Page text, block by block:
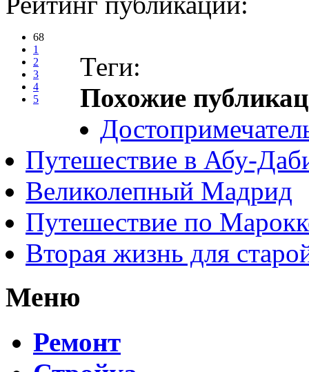
68
1
2
3
4
5
Теги:
Похожие
Путешествие в Абу-
Великолепный Мадрид
Путешествие по
Вторая жизнь для
Меню
Ремонт